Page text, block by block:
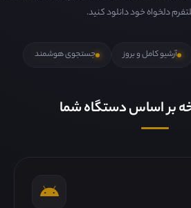
دلخواه خود دانلود کنید.
آرشیو کامل و بروز جستجوی هوشمند
بر اساس دستگاه شما